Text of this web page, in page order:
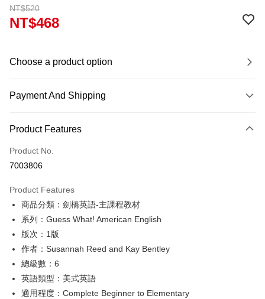
NT$520
NT$468
Choose a product option
Payment And Shipping
Credit Card (Full Payment)
Convenience Store Pickup and Pay
Google Pay
ATM Transfer
Shipping Method
全家取貨付款
NT$60/order
Product Features
Product No.
7003806
Product Features
商品分類：劍橋英語-主課程教材
系列：Guess What! American English
版次：1版
作者：Susannah Reed and Kay Bentley
總級數：6
英語類型：美式英語
適用程度：Complete Beginner to Elementary